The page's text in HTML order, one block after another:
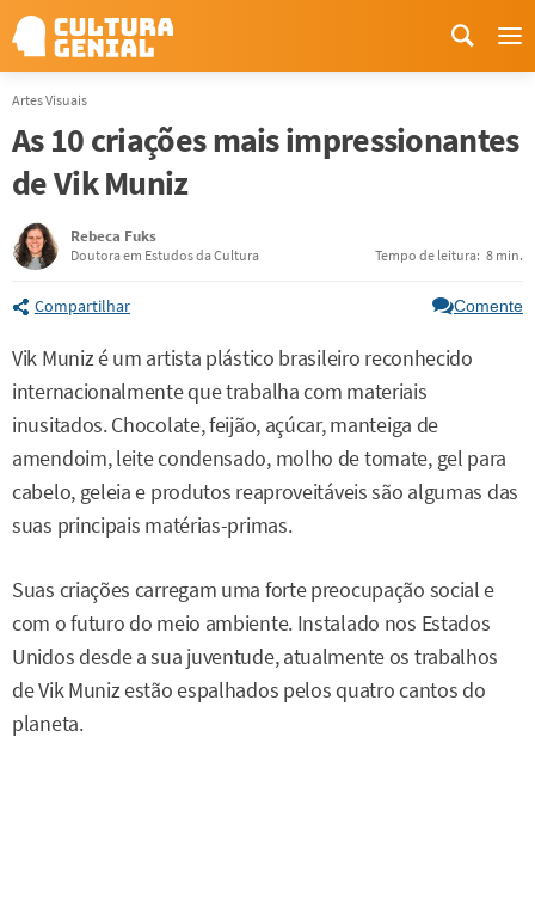
Artes Visuais
As 10 criações mais impressionantes
de Vik Muniz
Rebeca Fuks
Doutora em Estudos da Cultura Tempo de leitura: 8 min.
Compartilhar Comente
Vik Muniz é um artista plástico brasileiro reconhecido
internacionalmente que trabalha com materiais
inusitados. Chocolate, feijão, açúcar, manteiga de
amendoim, leite condensado, molho de tomate, gel para
cabelo, geleia e produtos reaproveitáveis são algumas das
suas principais matérias-primas.
Suas criações carregam uma forte preocupação social e
com o futuro do meio ambiente. Instalado nos Estados
Unidos desde a sua juventude, atualmente os trabalhos
de Vik Muniz estão espalhados pelos quatro cantos do
planeta.